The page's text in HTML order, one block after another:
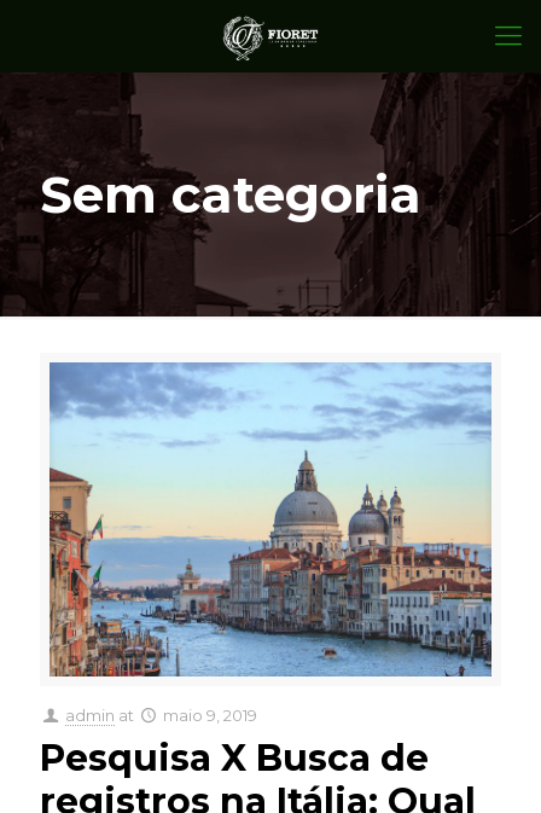
Sem categoria
admin at maio 9, 2019
Pesquisa X Busca de
registros na Itália: Qual